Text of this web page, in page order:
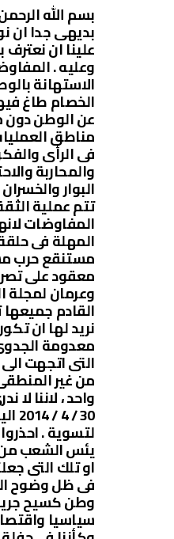
بسم الله
بديهى جدا ان
علينا ان
وعليه .
الاستهانة
الخصام طاغ
عن الوطن دون
مناطق
فى الرأى
والمحاربة
البوار
تتم عملية
المفاوضات
المهلة فى
مستنقع حرب
معقود على
وعرمان لمجلة
القادم جميعها
نريد لها ان
معدومة
التى اتجهت
من غير
واحد ، لاننا
30
لتسوية .
يئس الشعب من
او تلك التى
فى ظل وضوح
وطن كسيح
سياسيا